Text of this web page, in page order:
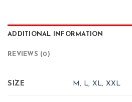
ADDITIONAL INFORMATION
REVIEWS (0)
SIZE M, L,XL,XXL